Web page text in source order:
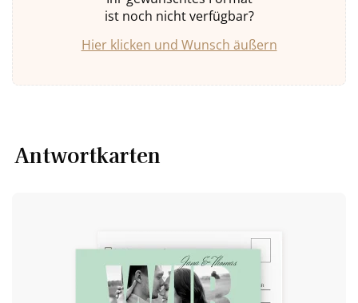
ist noch nicht verfügbar?
Hier klicken und Wunsch äußern
Antwortkarten